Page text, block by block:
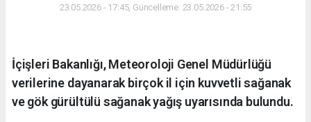
23.05.2026 - 17:45, Güncelleme: 23.05.2026 - 21:55
İçişleri Bakanlığı, Meteoroloji Genel Müdürlüğü
verilerine dayanarak birçok il için kuvvetli sağanak
ve gök gürültülü sağanak yağış uyarısında bulundu.